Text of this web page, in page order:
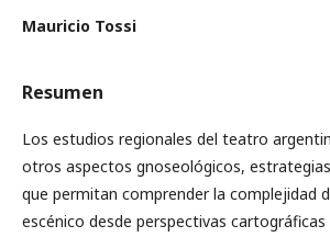
Mauricio Tossi
Resumen
Los estudios regionales del teatro
otros aspectos gnoseológicos,
que permitan comprender la complejidad
escénico desde perspectivas